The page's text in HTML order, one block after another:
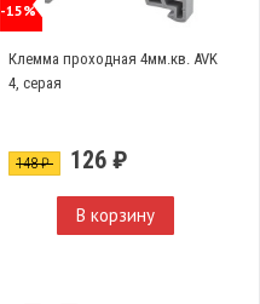
-15%
Клемма проходная 4мм.кв. AVK
4, серая
148 ₽ 126 ₽
В корзину